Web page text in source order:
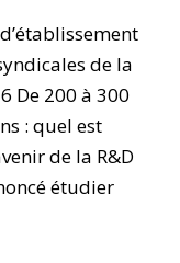
de la
De 200 à 300
: quel est
de la R&D
étudier